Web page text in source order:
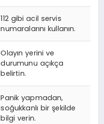
112 gibi acil servis
numaralarını kullanın.
Olayın yerini ve
durumunu açıkça
belirtin.
Panik yapmadan,
soğukkanlı bir şekilde
bilgi verin.